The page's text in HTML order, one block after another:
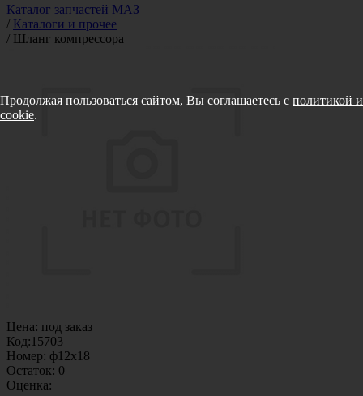
Каталог запчастей МАЗ
/ Каталоги и прочее
/ Шланг компрессора
Цена: под заказ
Код:15703
Номер: ф12х18
Остаток: 0
Оценка:
Продолжая пользоваться сайтом, Вы соглашаетесь с политикой
cookie.